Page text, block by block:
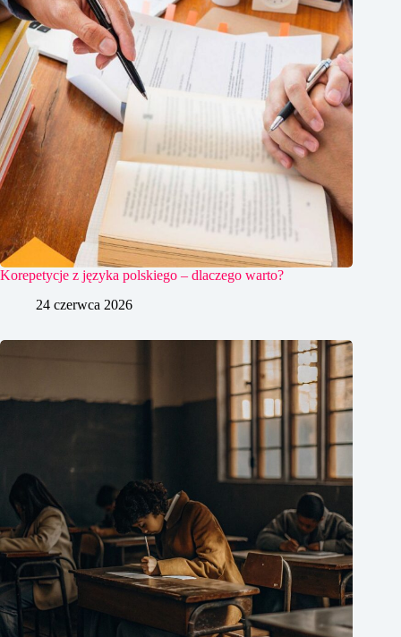
Korepetycje z języka polskiego – dlaczego warto?
24 czerwca 2026